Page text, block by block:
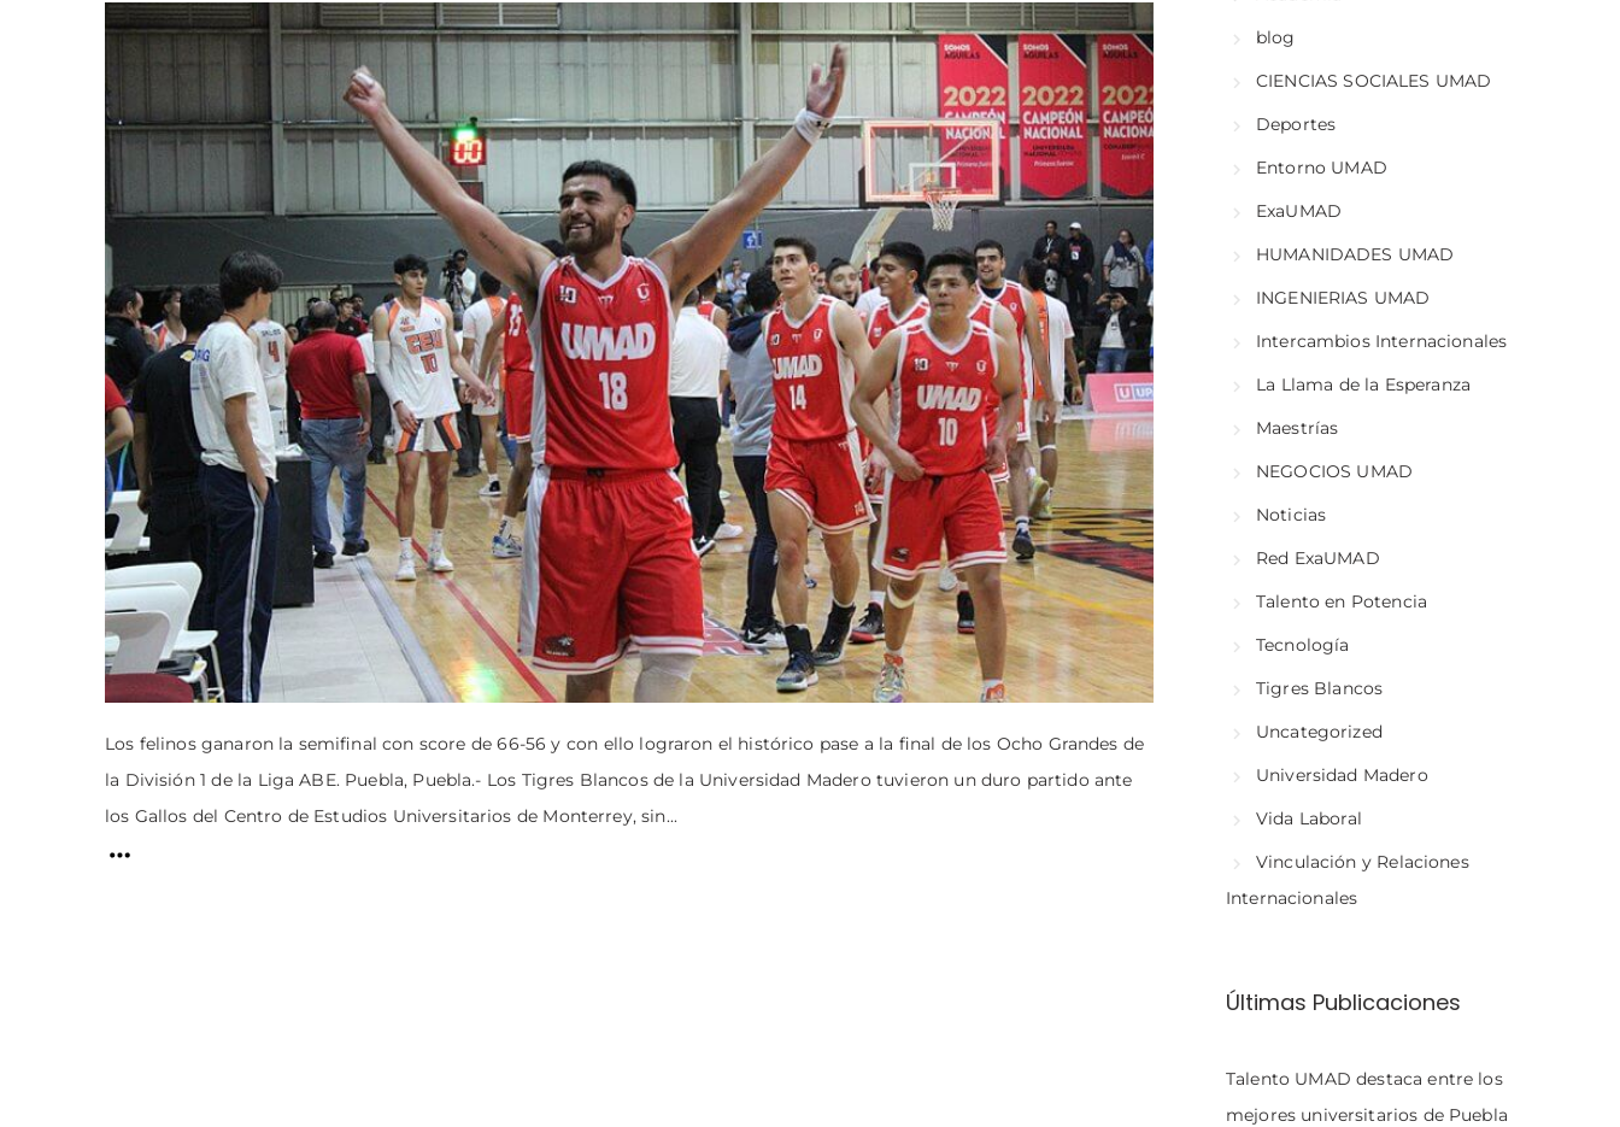
Los felinos ganaron la semifinal con score de 66-56 y con ello lograron el histórico pase a la final de los Ocho Grandes de
la División 1 de la Liga ABE. Puebla, Puebla.- Los Tigres Blancos de la Universidad Madero tuvieron un duro partido ante
los Gallos del Centro de Estudios Universitarios de Monterrey, sin...
blog
CIENCIAS SOCIALES UMAD
Deportes
Entorno UMAD
ExaUMAD
HUMANIDADES UMAD
INGENIERIAS UMAD
Intercambios Internacionales
La Llama de la Esperanza
Maestrías
NEGOCIOS UMAD
Noticias
Red ExaUMAD
Talento en Potencia
Tecnología
Tigres Blancos
Uncategorized
Universidad Madero
Vida Laboral
Vinculación y Relaciones
Internacionales
Últimas Publicaciones
Talento UMAD destaca entre los
mejores universitarios de Puebla